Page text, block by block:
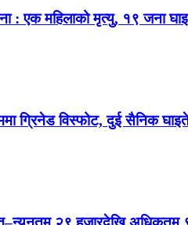
: एक महिलाको मृत्यु, १९ जना
ग्रिनेड विस्फोट, दुई सैनिक